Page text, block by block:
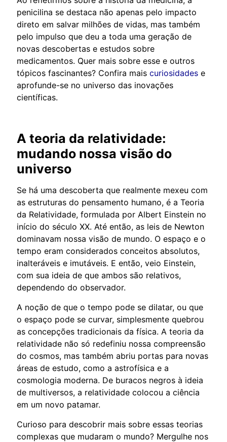
penicilina se destaca não apenas pelo impacto
direto em salvar milhões de vidas, mas também
pelo impulso que deu a toda uma geração de
novas descobertas e estudos sobre
medicamentos. Quer mais sobre esse e outros
tópicos fascinantes? Confira mais curiosidades e
aprofunde-se no universo das inovações
científicas.
A teoria da relatividade:
mudando nossa visão do
universo
Se há uma descoberta que realmente mexeu com
as estruturas do pensamento humano, é a Teoria
da Relatividade, formulada por Albert Einstein no
início do século XX. Até então, as leis de Newton
dominavam nossa visão de mundo. O espaço e o
tempo eram considerados conceitos absolutos,
inalteráveis e imutáveis. E então, veio Einstein,
com sua ideia de que ambos são relativos,
dependendo do observador.
A noção de que o tempo pode se dilatar, ou que
o espaço pode se curvar, simplesmente quebrou
as concepções tradicionais da física. A teoria da
relatividade não só redefiniu nossa compreensão
do cosmos, mas também abriu portas para novas
áreas de estudo, como a astrofísica e a
cosmologia moderna. De buracos negros à ideia
de multiversos, a relatividade colocou a ciência
em um novo patamar.
Curioso para descobrir mais sobre essas teorias
complexas que mudaram o mundo? Mergulhe nos